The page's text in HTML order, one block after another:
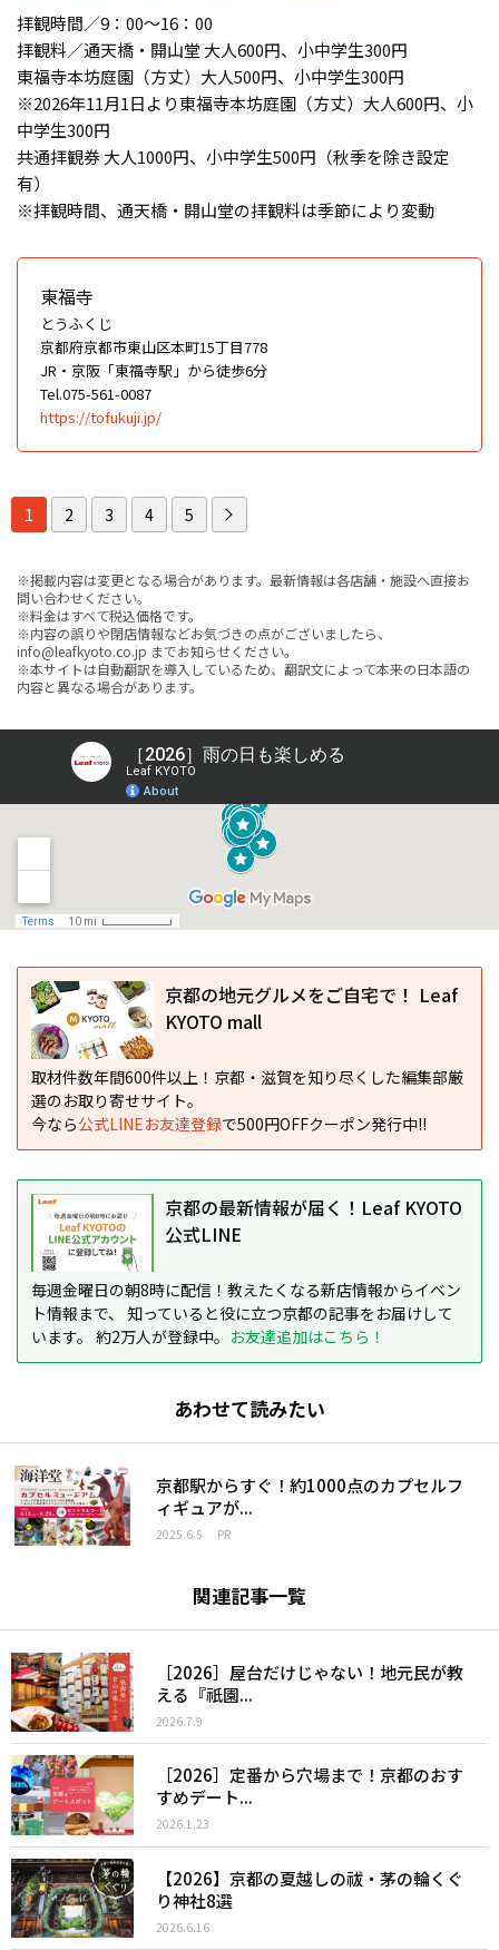
拝観時間／9：00～16：00
拝観料／通天橋・開山堂 大人600円、小中学生300円
東福寺本坊庭園（方丈）大人500円、小中学生300円
※2026年11月1日より東福寺本坊庭園（方丈）大人600円、小
中学生300円
共通拝観券 大人1000円、小中学生500円（秋季を除き設定
有）
※拝観時間、通天橋・開山堂の拝観料は季節により変動
東福寺
とうふくじ
京都府京都市東山区本町15丁目778
JR・京阪「東福寺駅」から徒歩6分
Tel.075-561-0087
https://tofukuji.jp/
1 2 3 4 5
※掲載内容は変更となる場合があります。最新情報は各店舗・施設へ直接お
問い合わせください。
※料金はすべて税込価格です。
※内容の誤りや閉店情報などお気づきの点がございましたら、
info@leafkyoto.co.jp までお知らせください。
※本サイトは自動翻訳を導入しているため、翻訳文によって本来の日本語の
内容と異なる場合があります。
京都の地元グルメをご自宅で！ Leaf
KYOTO mall
取材件数年間600件以上！京都・滋賀を知り尽くした編集部厳
選のお取り寄せサイト。
今なら公式LINEお友達登録で500円OFFクーポン発行中!!
京都の最新情報が届く！Leaf KYOTO
公式LINE
毎週金曜日の朝8時に配信！教えたくなる新店情報からイベン
ト情報まで、 知っていると役に立つ京都の記事をお届けして
います。 約2万人が登録中。 お友達追加はこちら！
あわせて読みたい
京都駅からすぐ！約1000点のカプセルフ
ィギュアが...
2025.6.5 PR
関連記事一覧
［2026］屋台だけじゃない！地元民が教
える『祇園...
2026.7.9
［2026］定番から穴場まで！京都のおす
すめデート...
2026.1.23
【2026】京都の夏越しの祓・茅の輪くぐ
り神社8選
2026.6.16